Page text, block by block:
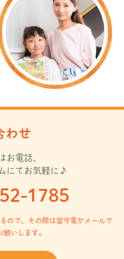
わせ
お電話、
にてお気軽に♪
1785
ので、 その際は留守電かメールで
いします。